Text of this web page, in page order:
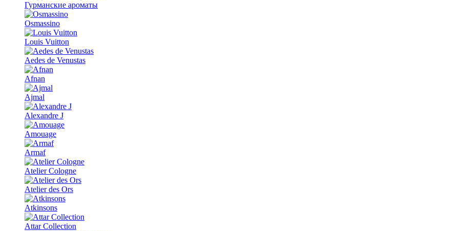
Гурманские ароматы
Osmassino
Louis Vuitton
Aedes de Venustas
Afnan
Ajmal
Alexandre J
Amouage
Armaf
Atelier Cologne
Atelier des Ors
Atkinsons
Attar Collection